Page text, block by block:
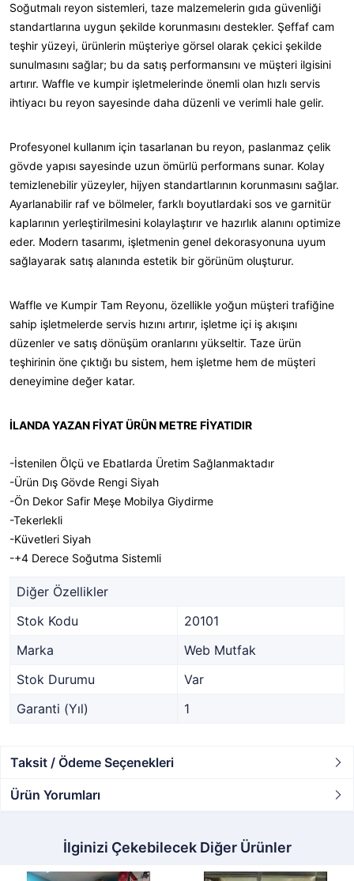
Soğutmalı reyon sistemleri, taze malzemelerin gıda güvenliği
standartlarına uygun şekilde korunmasını destekler. Şeffaf cam
teşhir yüzeyi, ürünlerin müşteriye görsel olarak çekici şekilde
sunulmasını sağlar; bu da satış performansını ve müşteri ilgisini
artırır. Waffle ve kumpir işletmelerinde önemli olan hızlı servis
ihtiyacı bu reyon sayesinde daha düzenli ve verimli hale gelir.
Profesyonel kullanım için tasarlanan bu reyon, paslanmaz çelik
gövde yapısı sayesinde uzun ömürlü performans sunar. Kolay
temizlenebilir yüzeyler, hijyen standartlarının korunmasını sağlar.
Ayarlanabilir raf ve bölmeler, farklı boyutlardaki sos ve garnitür
kaplarının yerleştirilmesini kolaylaştırır ve hazırlık alanını optimize
eder. Modern tasarımı, işletmenin genel dekorasyonuna uyum
sağlayarak satış alanında estetik bir görünüm oluşturur.
Waffle ve Kumpir Tam Reyonu, özellikle yoğun müşteri trafiğine
sahip işletmelerde servis hızını artırır, işletme içi iş akışını
düzenler ve satış dönüşüm oranlarını yükseltir. Taze ürün
teşhirinin öne çıktığı bu sistem, hem işletme hem de müşteri
deneyimine değer katar.
İLANDA YAZAN FİYAT ÜRÜN METRE FİYATIDIR
-İstenilen Ölçü ve Ebatlarda Üretim Sağlanmaktadır
-Ürün Dış Gövde Rengi Siyah
-Ön Dekor Safir Meşe Mobilya Giydirme
-Tekerlekli
-Küvetleri Siyah
-+4 Derece Soğutma Sistemli
Diğer Özellikler
Stok Kodu
20101
Marka
Web Mutfak
Stok Durumu
Var
Garanti (Yıl)
1
Taksit / Ödeme Seçenekleri
Ürün Yorumları
İlginizi Çekebilecek Diğer Ürünler